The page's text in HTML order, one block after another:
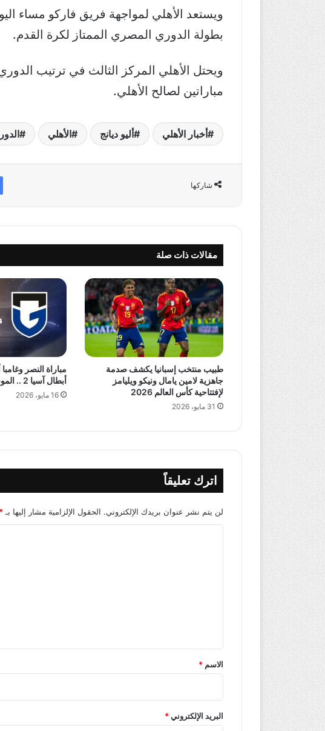
ويستعد الأهلي لمواجهة فريق فاركو مساء
بطولة الدوري المصري الممتاز لكرة القدم.
مباراتين لصالح الأهلي.
أخبار الأهلي أليو ديانج الأهلي
شاركها
مقالات ذات صلة
طبيب منتخب إسبانيا يكشف صدمة
جاهزية لامين يامال ونيكو ويليامز
لإفتتاحية كأس العالم 2026
31 مايو، 2026
مباراة النصر
أبطال آسيا 2 .. الموعد والقنوات الناقلة
16 مايو، 2026
اترك تعليقاً
لن يتم نشر عنوان بريدك الإلكتروني. الحقول الإلزامية مشار إليها بـ *
*
الاسم *
البريد الإلكتروني*